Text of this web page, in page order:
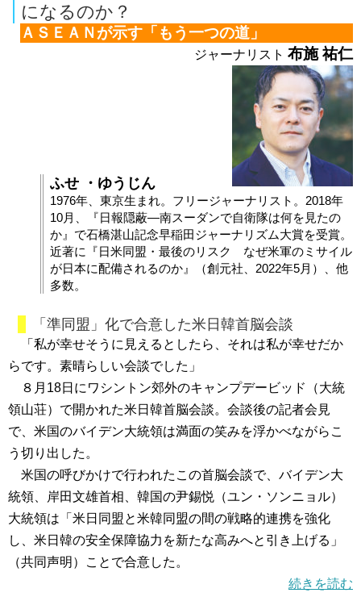
になるのか？
ＡＳＥＡＮが示す「もう一つの道」
ジャーナリスト 布施 祐仁
ふせ ・ゆうじん
1976年、東京生まれ。フリージャーナリスト。2018年
10月、『日報隠蔽―南スーダンで自衛隊は何を見たの
か』で石橋湛山記念早稲田ジャーナリズム大賞を受賞。
近著に『日米同盟・最後のリスク なぜ米軍のミサイル
が日本に配備されるのか』（創元社、2022年5月）、他
多数。
「準同盟」化で合意した米日韓首脳会談
「私が幸せそうに見えるとしたら、それは私が幸せだか
らです。素晴らしい会談でした」
８月18日にワシントン郊外のキャンプデービッド（大統
領山荘）で開かれた米日韓首脳会談。会談後の記者会見
で、米国のバイデン大統領は満面の笑みを浮かべながらこ
う切り出した。
米国の呼びかけで行われたこの首脳会談で、バイデン大
統領、岸田文雄首相、韓国の尹錫悦（ユン・ソンニョル）
大統領は「米日同盟と米韓同盟の間の戦略的連携を強化
し、米日韓の安全保障協力を新たな高みへと引き上げる」
（共同声明）ことで合意した。
続きを読む